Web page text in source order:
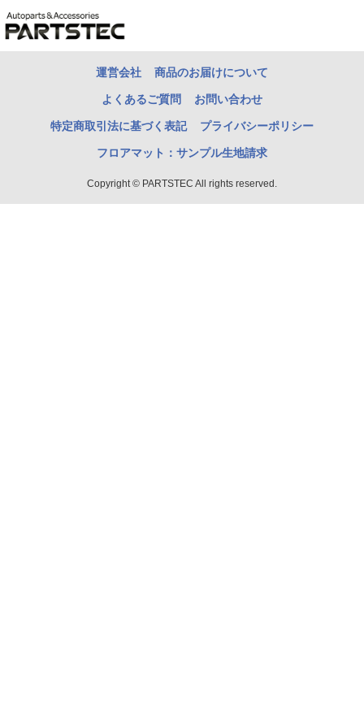
運営会社 商品のお届けについて
よくあるご質問 お問い合わせ
特定商取引法に基づく表記 プライバシーポリシー
フロアマット：サンプル生地請求
Copyright © PARTSTEC All rights reserved.